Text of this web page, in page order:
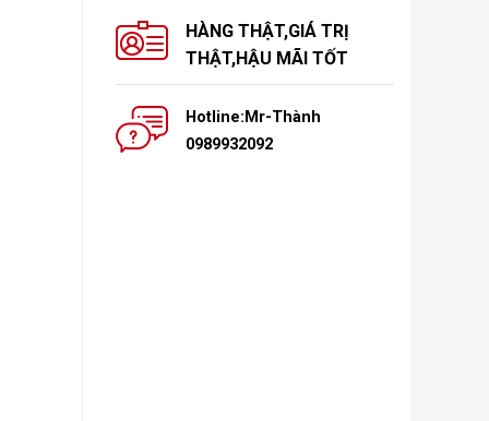
HÀNG THẬT,GIÁ TRỊ
THẬT,HẬU MÃI TỐT
Hotline:Mr-Thành
0989932092